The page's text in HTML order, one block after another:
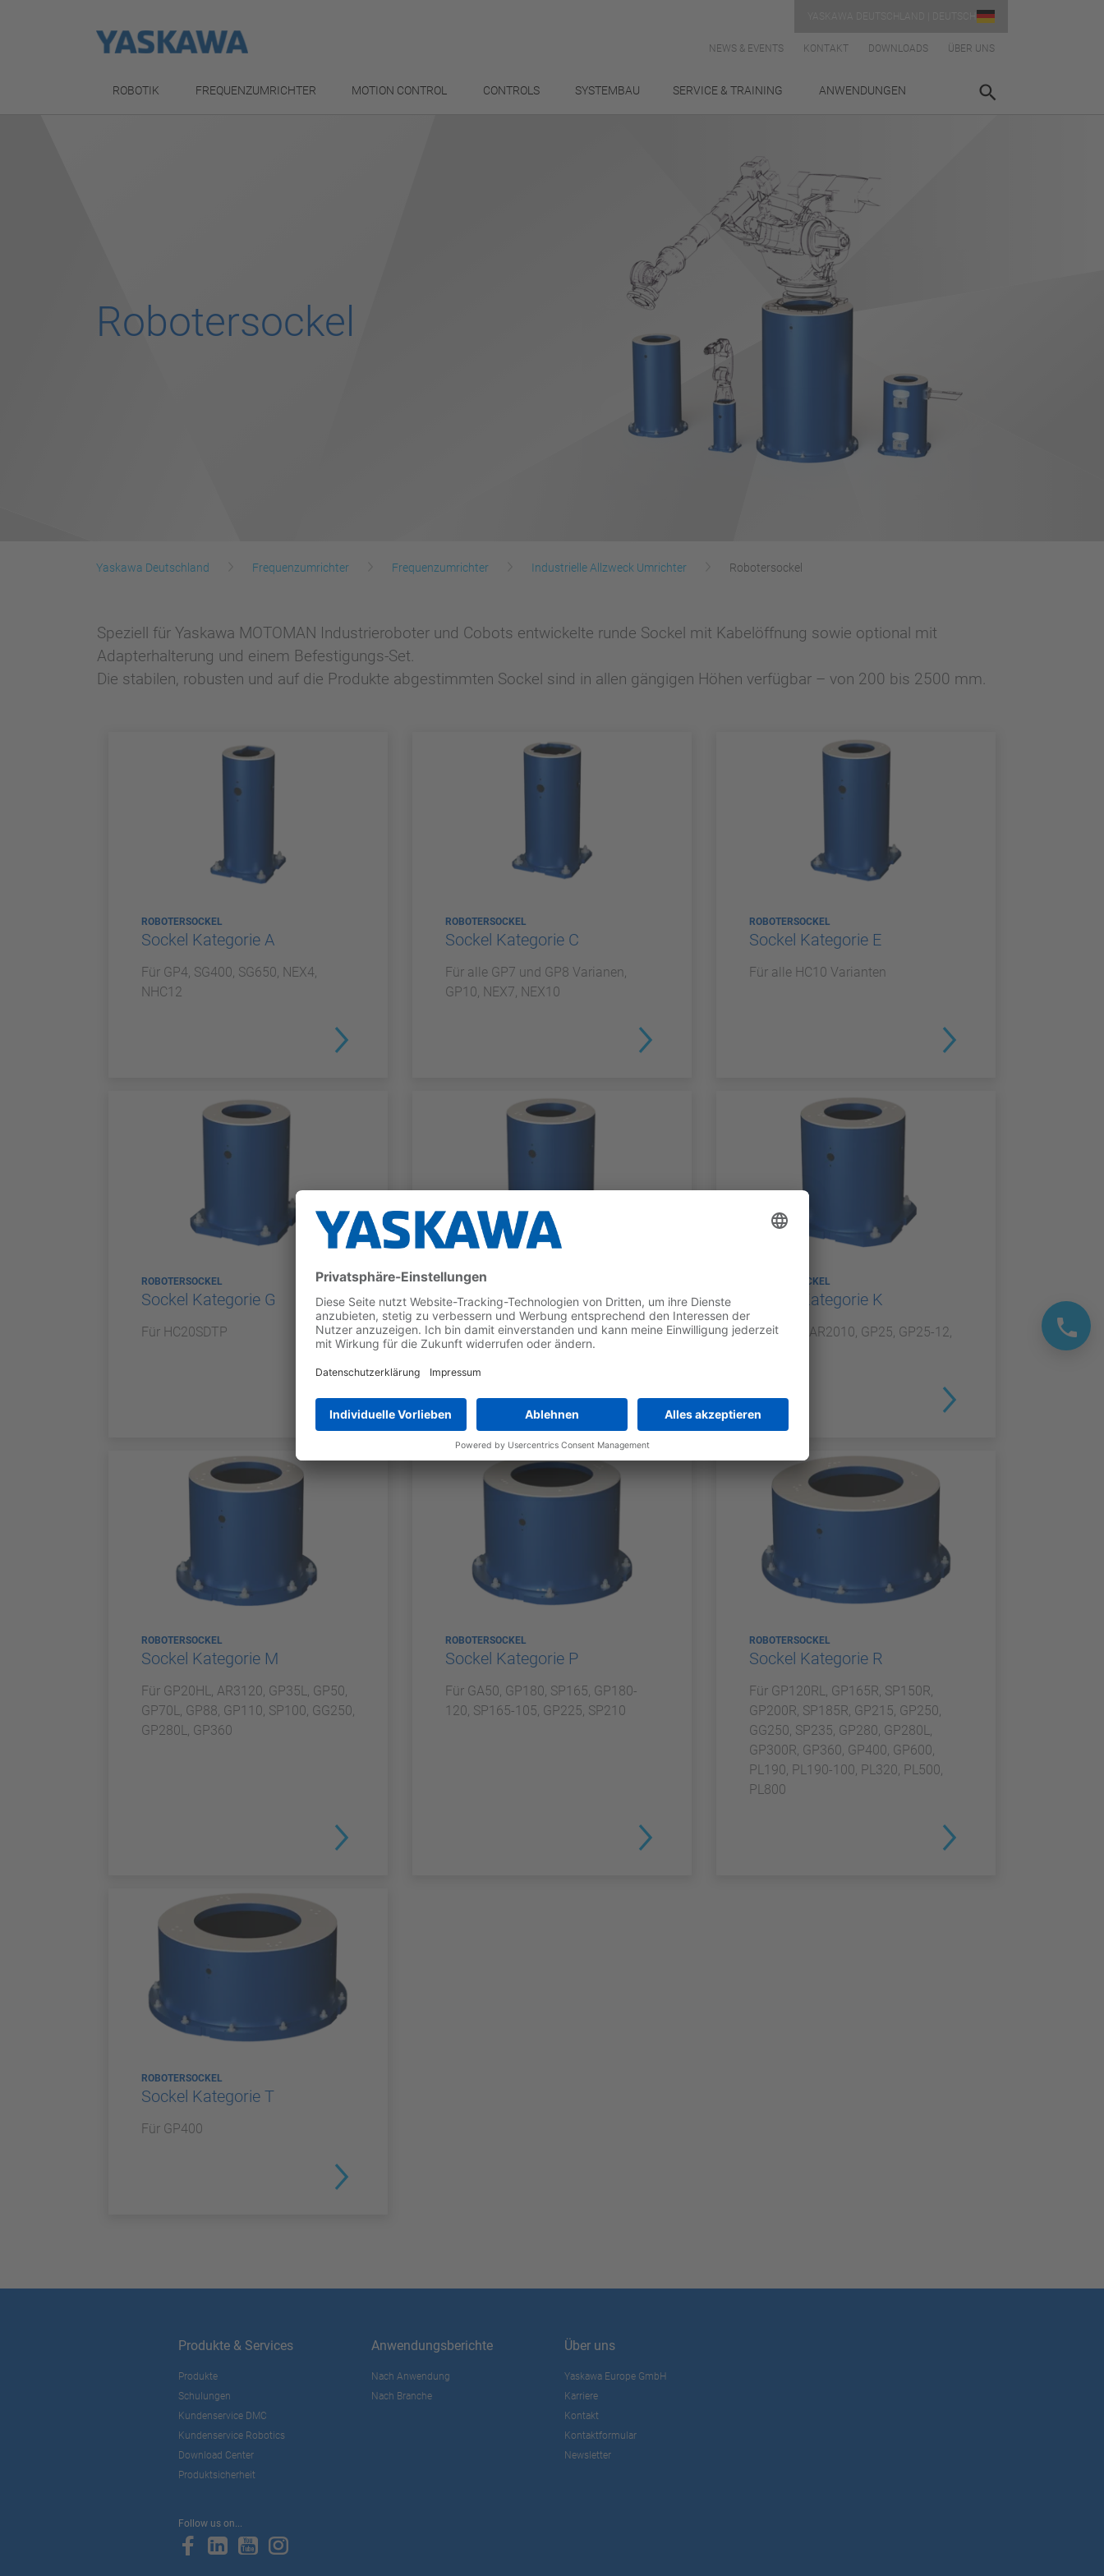
NEWS & EVENTS KONTAKT DOWNLOADS ÜBER UNS
ROBOTIK FREQUENZUMRICHTER MOTION CONTROL CONTROLS SYSTEMBAU SERVICE & TRAINING ANWENDUNGEN
Robotersockel
Yaskawa Deutschland Frequenzumrichter Frequenzumrichter Industrielle Allzweck Umrichter Robotersockel
Speziell für Yaskawa MOTOMAN Industrieroboter und Cobots entwickelte runde Sockel mit Kabelöffnung sowie optional mit
Adapterhalterung und einem Befestigungs-Set.
Die stabilen, robusten und auf die Produkte abgestimmten Sockel sind in allen gängigen Höhen verfügbar – von 200 bis 2500 mm.
ROBOTERSOCKEL
Sockel Kategorie A
Für GP4, SG400, SG650, NEX4,
NHC12
ROBOTERSOCKEL
Sockel Kategorie C
Für alle GP7 und GP8 Varianen,
GP10, NEX7, NEX10
ROBOTERSOCKEL
Sockel Kategorie E
Für alle HC10 Varianten
ROBOTERSOCKEL
Sockel Kategorie G
Für HC20SDTP
ROBOTERSOCKEL
Sockel Kategorie H
Für GP12, GP8L, HC20DTP, HC30PL
ROBOTERSOCKEL
Sockel Kategorie K
Für GP20, AR2010, GP25, GP25-12,
ROBOTERSOCKEL
Sockel Kategorie M
Für GP20HL, AR3120, GP35L, GP50,
GP70L, GP88, GP110, SP100, GG250,
GP280L, GP360
ROBOTERSOCKEL
Sockel Kategorie P
Für GA50, GP180, SP165, GP180-
120, SP165-105, GP225, SP210
ROBOTERSOCKEL
Sockel Kategorie R
Für GP120RL, GP165R, SP150R,
GP200R, SP185R, GP215, GP250,
GG250, SP235, GP280, GP280L,
GP300R, GP360, GP400, GP600,
PL190, PL190-100, PL320, PL500,
PL800
ROBOTERSOCKEL
Sockel Kategorie T
Für GP400
Produkte & Services
Produkte
Schulungen
Kundenservice DMC
Kundenservice Robotics
Download Center
Produktsicherheit
Anwendungsberichte
Nach Anwendung
Nach Branche
Über uns
Yaskawa Europe GmbH
Karriere
Kontakt
Kontaktformular
Newsletter
Follow us on...